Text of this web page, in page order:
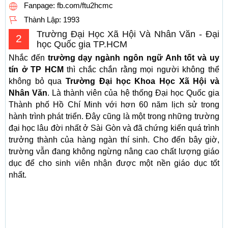
Fanpage: fb.com/ftu2hcmc
Thành Lập: 1993
2
Trường Đại Học Xã Hội Và Nhân Văn - Đại
học Quốc gia TP.HCM
Nhắc đến trường dạy ngành ngôn ngữ Anh tốt và uy
tín ở TP HCM thì chắc chắn rằng mọi người không thể
không bỏ quaTrường Đại học Khoa Học Xã Hội và
Nhân Văn. Là thành viên của hệ thống Đại học Quốc gia
Thành phố Hồ Chí Minh với hơn 60 năm lịch sử trong
hành trình phát triển. Đây cũng là một trong những trường
đại học lâu đời nhất ở Sài Gòn và đã chứng kiến quá trình
trưởng thành của hàng ngàn thí sinh. Cho đến bây giờ,
trường vẫn đang không ngừng nâng cao chất lượng giáo
dục để cho sinh viên nhận được một nền giáo dục tốt
nhất.